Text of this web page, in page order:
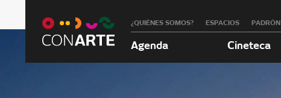
¿QUIÉNES SOMOS? ESPACIOS PADRÓN
Agenda Cineteca